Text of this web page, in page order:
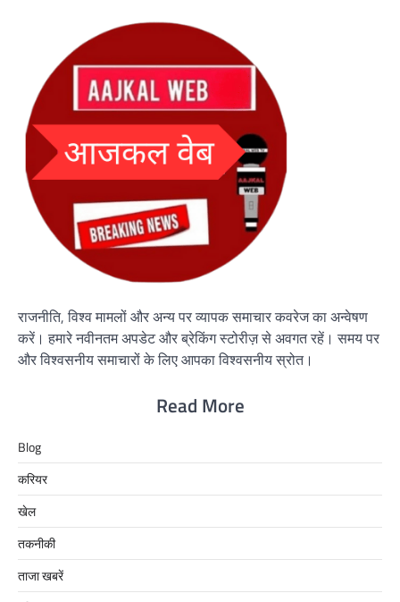
राजनीति, विश्व मामलों और अन्य पर व्यापक समाचार कवरेज का अन्वेषण
करें। हमारे नवीनतम अपडेट और ब्रेकिंग स्टोरीज़ से अवगत रहें। समय पर
और विश्वसनीय समाचारों के लिए आपका विश्वसनीय स्रोत।
Read More
Blog
करियर
खेल
तकनीकी
ताजा खबरें